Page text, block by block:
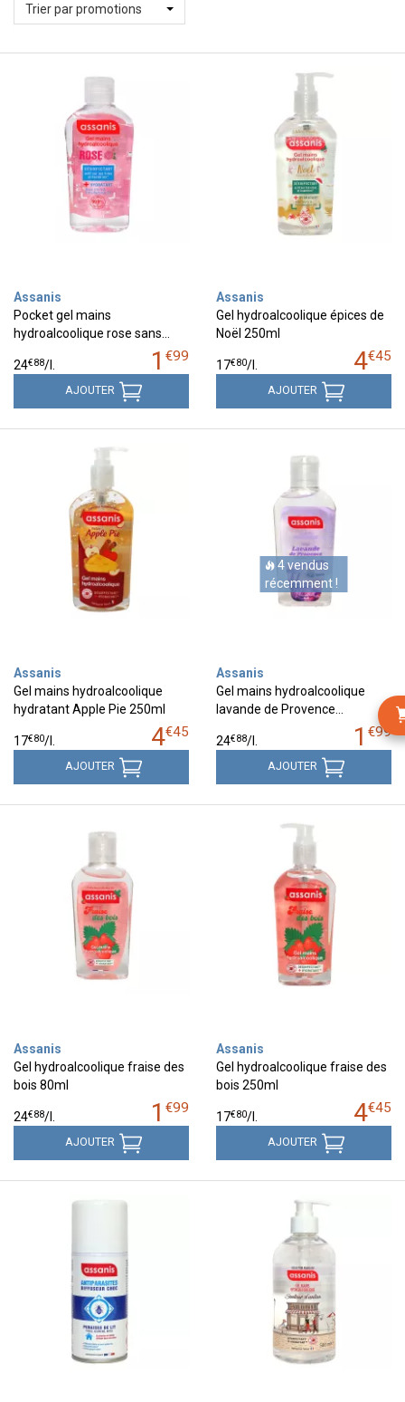
Trier par promotions
Assanis
Pocket gel mains
hydroalcoolique rose sans…
1 €99
24€88/l.
AJOUTER
Assanis
Gel hydroalcoolique épices de
Noël 250ml
4€45
17€80/l.
AJOUTER
Assanis
Gel mains hydroalcoolique
hydratant Apple Pie 250ml
4€45
17€80/l.
AJOUTER
4 vendus
récemment !
Assanis
Gel mains hydroalcoolique
lavande de Provence…
1 €99
24€88/l.
AJOUTER
Assanis
Gel hydroalcoolique fraise des
bois 80ml
1 €99
24€88/l.
AJOUTER
Assanis
Gel hydroalcoolique fraise des
bois 250ml
4€45
17€80/l.
AJOUTER